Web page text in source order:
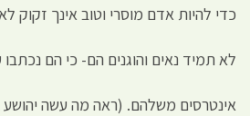
כדי להיות אדם מוסרי וטוב אינך זקוק
לא תמיד נאים והוגנים הם- כי הם
אינטרסים משלהם. (ראה מה עשה יהושע